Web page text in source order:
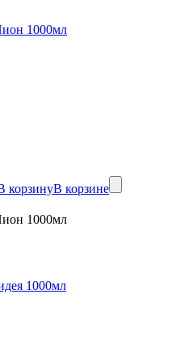
1000мл
корзинуВ корзине
1000мл
1000мл